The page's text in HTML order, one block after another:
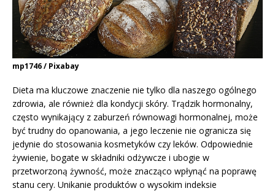
mp1746 / Pixabay
Dieta ma kluczowe znaczenie nie tylko dla naszego ogólnego
zdrowia, ale również dla kondycji skóry. Trądzik hormonalny,
często wynikający z zaburzeń równowagi hormonalnej, może
być trudny do opanowania, a jego leczenie nie ogranicza się
jedynie do stosowania kosmetyków czy leków. Odpowiednie
żywienie, bogate w składniki odżywcze i ubogie w
przetworzoną żywność, może znacząco wpłynąć na poprawę
stanu cery. Unikanie produktów o wysokim indeksie